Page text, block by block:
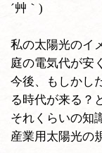
´艸｀)
私の太陽光のイ
庭の電気代が安
今後、もしかし
る時代が来る？
それくらいの知
産業用太陽光の